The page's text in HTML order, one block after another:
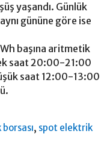
yaşandı. Günlük
gününe göre ise
başına aritmetik
saat 20:00-21:00
saat 12:00-13:00
, spot elektrik